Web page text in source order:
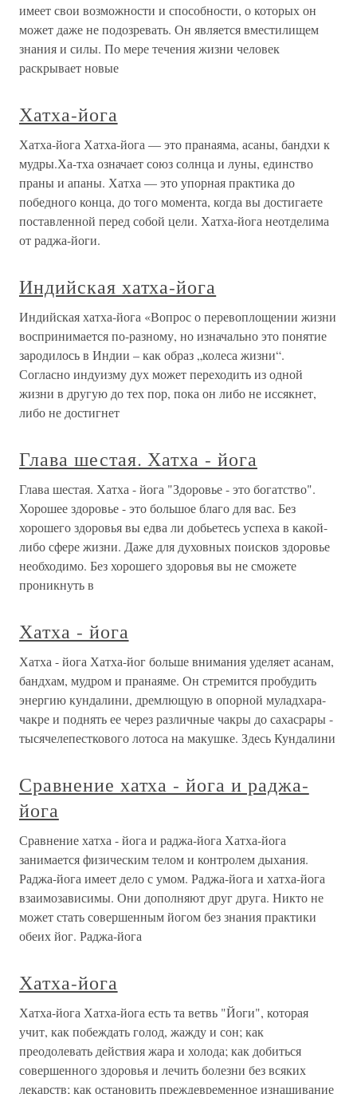
имеет свои возможности и способности, о которых он
может даже не подозревать. Он является вместилищем
знания и силы. По мере течения жизни человек
раскрывает новые
Хатха-йога
Хатха-йога Хатха-йога — это пранаяма, асаны, бандхи к
мудры.Ха-тха означает союз солнца и луны, единство
праны и апаны. Хатха — это упорная практика до
победного конца, до того момента, когда вы достигаете
поставленной перед собой цели. Хатха-йога неотделима
от раджа-йоги.
Индийская хатха-йога
Индийская хатха-йога «Вопрос о перевоплощении жизни
воспринимается по-разному, но изначально это понятие
зародилось в Индии – как образ „колеса жизни“.
Согласно индуизму дух может переходить из одной
жизни в другую до тех пор, пока он либо не иссякнет,
либо не достигнет
Глава шестая. Хатха - йога
Глава шестая. Хатха - йога "Здоровье - это богатство".
Хорошее здоровье - это большое благо для вас. Без
хорошего здоровья вы едва ли добьетесь успеха в какой-
либо сфере жизни. Даже для духовных поисков здоровье
необходимо. Без хорошего здоровья вы не сможете
проникнуть в
Хатха - йога
Хатха - йога Хатха-йог больше внимания уделяет асанам,
бандхам, мудром и пранаяме. Он стремится пробудить
энергию кундалини, дремлющую в опорной муладхара-
чакре и поднять ее через различные чакры до сахасрары -
тысячелепесткового лотоса на макушке. Здесь Кундалини
Сравнение хатха - йога и раджа-
йога
Сравнение хатха - йога и раджа-йога Хатха-йога
занимается физическим телом и контролем дыхания.
Раджа-йога имеет дело с умом. Раджа-йога и хатха-йога
взаимозависимы. Они дополняют друг друга. Никто не
может стать совершенным йогом без знания практики
обеих йог. Раджа-йога
Хатха-йога
Хатха-йога Хатха-йога есть та ветвь "Йоги", которая
учит, как побеждать голод, жажду и сон; как
преодолевать действия жара и холода; как добиться
совершенного здоровья и лечить болезни без всяких
лекарств; как остановить преждевременное изнашивание